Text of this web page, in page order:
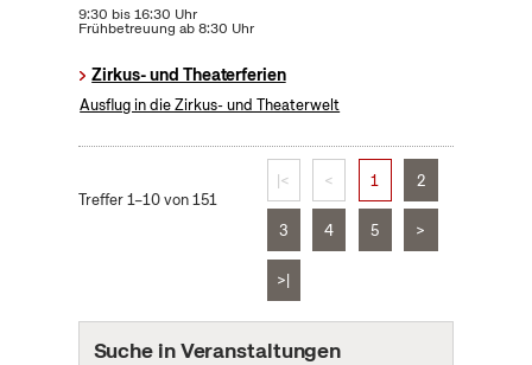
9:30 bis 16:30 Uhr
Frühbetreuung ab 8:30 Uhr
Zirkus- und Theaterferien
Ausflug in die Zirkus- und Theaterwelt
Treffer 1–10 von 151
|< < 1 2
3 4 5 >
>|
Suche in Veranstaltungen